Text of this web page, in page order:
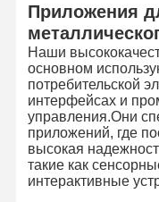
Домой
Экскурсия
Приложения
Наши
основном
потребительской
интерфейсах и
управления.Они
приложений, где
высокая
такие как
интерактивные